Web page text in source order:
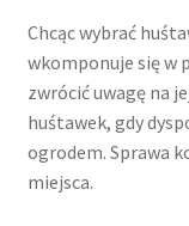
Chcąc wybrać
wkomponuje się w
zwrócić uwagę na
huśtawek, gdy
ogrodem. Sprawa
miejsca.